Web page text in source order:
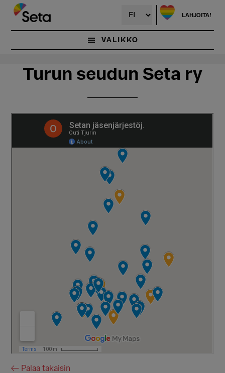
Hyppää
pääsisältöön
Hyppää
ensisijaiseen
sivupalkkiin
LAHJOITA!
VALIKKO
Turun seudun Seta ry
← Palaa takaisin